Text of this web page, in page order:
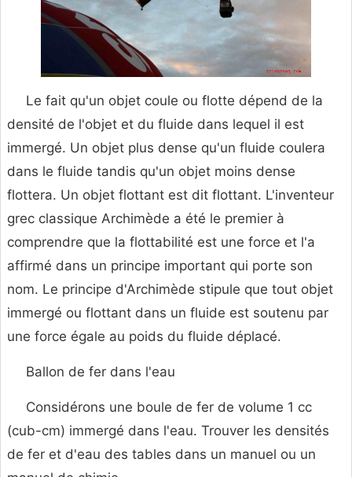
Le fait qu'un objet coule ou flotte dépend de la
densité de l'objet et du fluide dans lequel il est
immergé. Un objet plus dense qu'un fluide coulera
dans le fluide tandis qu'un objet moins dense
flottera. Un objet flottant est dit flottant. L'inventeur
grec classique Archimède a été le premier à
comprendre que la flottabilité est une force et l'a
affirmé dans un principe important qui porte son
nom. Le principe d'Archimède stipule que tout objet
immergé ou flottant dans un fluide est soutenu par
une force égale au poids du fluide déplacé.
Ballon de fer dans l'eau
Considérons une boule de fer de volume 1 cc
(cub-cm) immergé dans l'eau. Trouver les densités
de fer et d'eau des tables dans un manuel ou un